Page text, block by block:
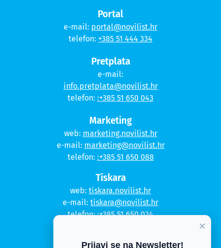
Portal
e-mail: portal@novilist.hr
telefon: +385 51 444 334
Pretplata
e-mail:
info.pretplata@novilist.hr
telefon: :+385 51 650 043
Marketing
web: marketing.novilist.hr
e-mail: marketing@novilist.hr
telefon: :+385 51 650 088
Tiskara
web: tiskara.novilist.hr
e-mail: tiskara@novilist.hr
telefon::+385 51 650 024
×
Prijavi se na Newsletter!